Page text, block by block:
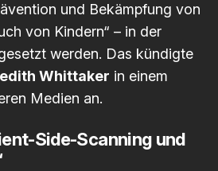
und Bekämpfung von
von Kindern“ – in der
werden. Das kündigte
Whittaker in einem
Medien an.
Side-Scanning und